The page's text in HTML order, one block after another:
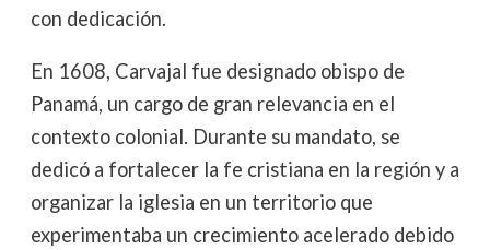
con dedicación.
En 1608, Carvajal fue designado obispo de
Panamá, un cargo de gran relevancia en el
contexto colonial. Durante su mandato, se
dedicó a fortalecer la fe cristiana en la región y a
organizar la iglesia en un territorio que
experimentaba un crecimiento acelerado debido